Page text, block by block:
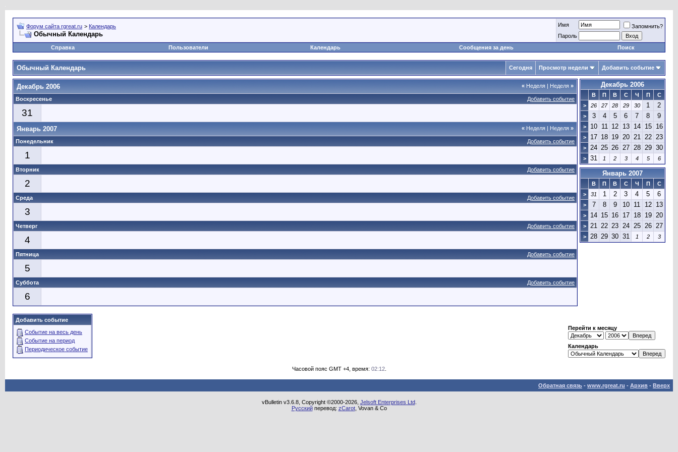
Форум сайта rgreat.ru > Календарь
Обычный Календарь
Имя
Запомнить?
Пароль
Справка
Пользователи Календарь Сообщения за день Поиск
Обычный Календарь Сегодня Просмотр недели Добавить событие
« Неделя | Неделя »
Декабрь 2006
Добавить событие
Воскресенье
31
« Неделя | Неделя »
Январь 2007
Добавить событие
Понедельник
1
Добавить событие
Вторник
2
Добавить событие
Среда
3
Добавить событие
Четверг
4
Добавить событие
Пятница
5
Добавить событие
Суббота
6
Декабрь 2006
В П В С Ч П
С
>
26 27 28 29 30 1 2
> 3 4 5 6 7 8 9
> 10 11 12 13 14 15 16
> 17 18 19 20 21 22 23
> 24 25 26 27 28 29 30
> 31 1 2 3 4 5 6
Январь 2007
В П В С Ч П
С
>
31 1 2 3 4 5 6
> 7 8 9 10 11 12 13
> 14 15 16 17 18 19 20
> 21 22 23 24 25 26 27
> 28 29 30 31 1 2 3
Добавить событие
Событие на весь день
Событие на период
Периодическое событие
Перейти к месяцу
Календарь
Часовой пояс GMT +4, время: 02:12.
Обратная связь - www.rgreat.ru - Архив - Вверх
vBulletin v3.6.8, Copyright ©2000-2026, Jelsoft Enterprises Ltd.
Русскийперевод: zCarot, Vovan & Co